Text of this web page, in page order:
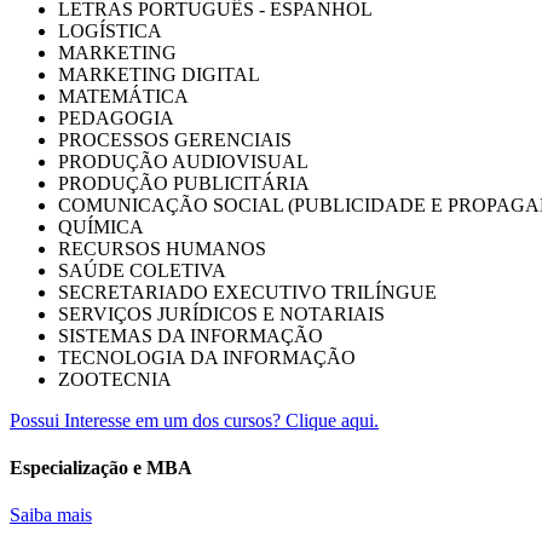
LETRAS PORTUGUÊS - ESPANHOL
LOGÍSTICA
MARKETING
MARKETING DIGITAL
MATEMÁTICA
PEDAGOGIA
PROCESSOS GERENCIAIS
PRODUÇÃO AUDIOVISUAL
PRODUÇÃO PUBLICITÁRIA
COMUNICAÇÃO SOCIAL (PUBLICIDADE E
QUÍMICA
RECURSOS HUMANOS
SAÚDE COLETIVA
SECRETARIADO EXECUTIVO TRILÍNGUE
SERVIÇOS JURÍDICOS E NOTARIAIS
SISTEMAS DA INFORMAÇÃO
TECNOLOGIA DA INFORMAÇÃO
ZOOTECNIA
Possui Interesse em um dos cursos? Clique aqui.
Especialização e MBA
Saiba mais